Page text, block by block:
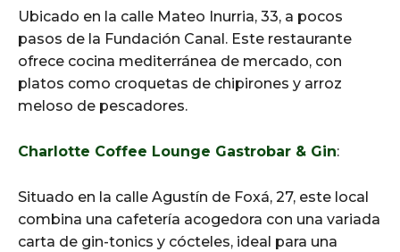
Ubicado en la calle Mateo Inurria, 33, a pocos
pasos de la Fundación Canal. Este restaurante
ofrece cocina mediterránea de mercado, con
platos como croquetas de chipirones y arroz
meloso de pescadores.
Charlotte Coffee Lounge Gastrobar & Gin:
Situado en la calle Agustín de Foxá, 27, este local
combina una cafetería acogedora con una variada
carta de gin-tonics y cócteles, ideal para una